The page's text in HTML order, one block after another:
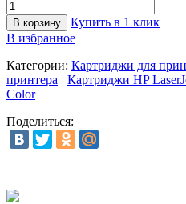
Купить в 1 клик
В избранное
Категории: Картриджи для
принтера
Картриджи HP
Color
Поделиться: